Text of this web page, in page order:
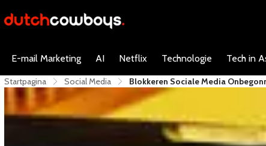
E-mail Marketing AI Netflix Technologie Tech in
Startpagina Social Media Blokkeren Sociale Media